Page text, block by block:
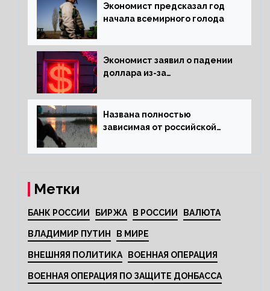
Экономист предсказал год
начала всемирного голода
Экономист заявил о падении
доллара из-за
Названа полностью
зависимая от российской
Метки
БАНК РОССИИ БИРЖА В РОССИИ ВАЛЮТА
ВЛАДИМИР ПУТИН В МИРЕ
ВНЕШНЯЯ ПОЛИТИКА ВОЕННАЯ ОПЕРАЦИЯ
ВОЕННАЯ ОПЕРАЦИЯ ПО ЗАЩИТЕ ДОНБАССА